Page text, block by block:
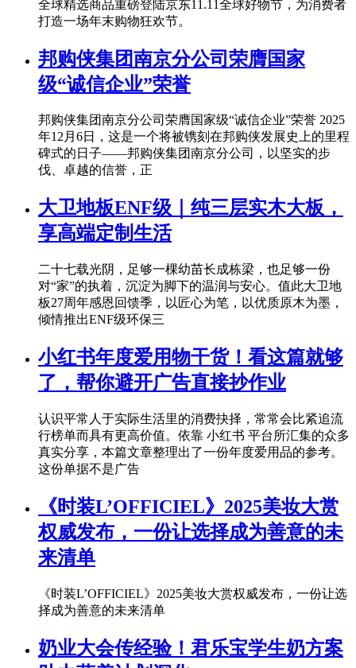
全球精选商品重磅登陆京东11.11全球好物节，为消费者
打造一场年末购物狂欢节。
邦购侠集团南京分公司荣膺国家
级“诚信企业”荣誉
邦购侠集团南京分公司荣膺国家级“诚信企业”荣誉 2025
年12月6日，这是一个将被镌刻在邦购侠发展史上的里程
碑式的日子——邦购侠集团南京分公司，以坚实的步
伐、卓越的信誉，正
大卫地板ENF级｜纯三层实木大板，
享高端定制生活
二十七载光阴，足够一棵幼苗长成栋梁，也足够一份
对“家”的执着，沉淀为脚下的温润与安心。值此大卫地
板27周年感恩回馈季，以匠心为笔，以优质原木为墨，
倾情推出ENF级环保三
小红书年度爱用物干货！看这篇就够
了，帮你避开广告直接抄作业
认识平常人于实际生活里的消费抉择，常常会比紧追流
行榜单而具有更高价值。依靠 小红书 平台所汇集的众多
真实分享，本篇文章整理出了一份年度爱用品的参考。
这份单据不是广告
《时装L’OFFICIEL》2025美妆大赏
权威发布，一份让选择成为善意的未
来清单
《时装L’OFFICIEL》2025美妆大赏权威发布，一份让选
择成为善意的未来清单
奶业大会传经验！君乐宝学生奶方案